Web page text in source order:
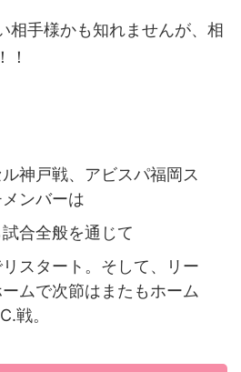
相手様かも知れませんが、相
！
神戸戦、アビスパ福岡ス
ンバーは
合全般を通じて
スタート。そして、リー
ムで次節はまたもホーム
戦。